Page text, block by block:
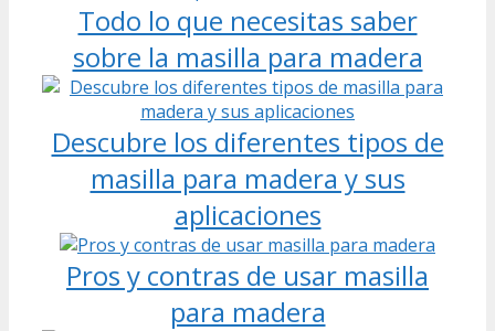
Todo lo que necesitas saber
sobre la masilla para madera
Descubre los diferentes tipos de
masilla para madera y sus
aplicaciones
Pros y contras de usar masilla
para madera